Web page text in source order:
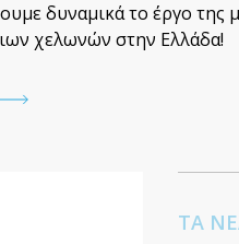
δυναμικά το έργο της
χελωνών στην Ελλάδα!
ΤΑ